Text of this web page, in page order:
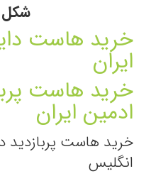
شکل
خرید هاست
ایران
خرید هاست
ادمین ایران
خرید هاست پربازدید
انگلیس